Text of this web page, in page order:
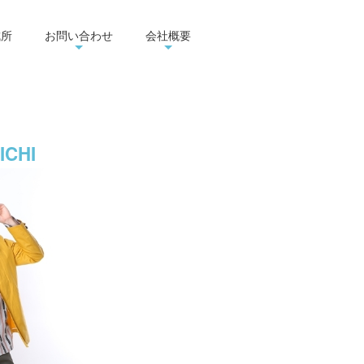
お問い合わせ 会社概要